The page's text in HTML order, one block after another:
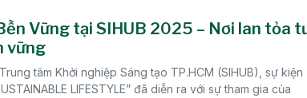
Vững tại SIHUB 2025 – Nơi lan tỏa
vững
tâm Khởi nghiệp Sáng tạo TP.HCM (SIHUB), sự kiện
LIFESTYLE” đã diễn ra với sự tham gia của